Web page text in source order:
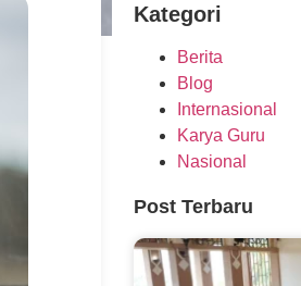
Kategori
Berita
Blog
Internasional
Karya Guru
Nasional
Post Terbaru